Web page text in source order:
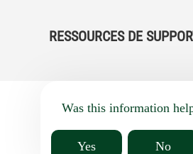
RESSOURCES DE
Was this information
Yes No